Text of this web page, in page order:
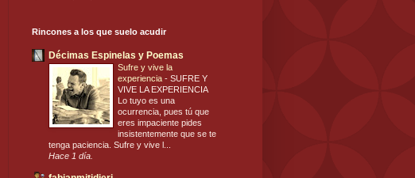
Rincones a los que suelo acudir
Décimas Espinelas y Poemas
Sufre y vive la
experiencia - SUFRE Y
VIVE LA EXPERIENCIA
Lo tuyo es una
ocurrencia, pues tú que
eres impaciente pides
insistentemente que se te
tenga paciencia. Sufre y vive l...
Hace 1 día.